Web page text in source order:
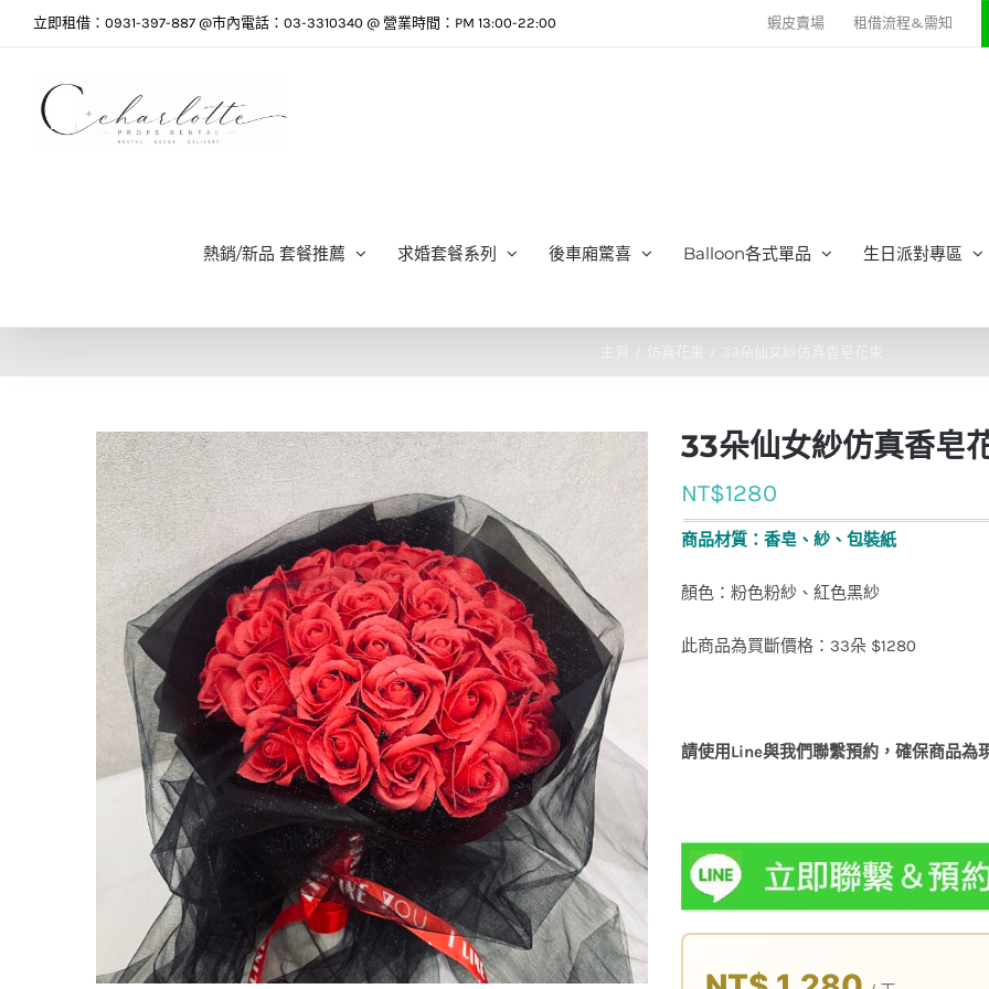
立即租借：0931-397-887 @市內電話：03-3310340 @ 營業時間：PM 13:00-22:00 蝦皮賣場 租借流程&需知
熱銷/新品 套餐推薦 求婚套餐系列 後車廂驚喜 Balloon各式單品 生日派對專區
33朵仙女紗仿真香皂花束
33朵仙女紗仿真香皂
NT$1280
商品材質：香皂、紗、包裝紙
顏色：粉色粉紗、紅色黑紗
此商品為買斷價格：33朵 $1280
請使用Line與我們聯繫預約，確保商品為